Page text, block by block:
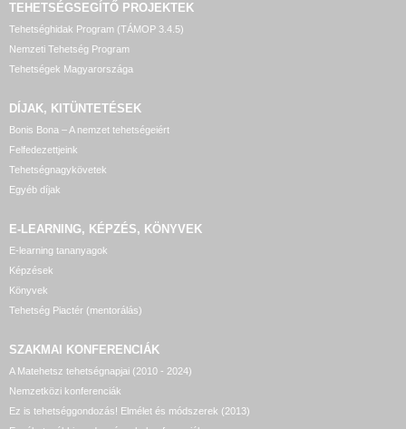
TEHETSÉGSEGÍTŐ PROJEKTEK
Tehetséghidak Program (TÁMOP 3.4.5)
Nemzeti Tehetség Program
Tehetségek Magyarországa
DÍJAK, KITÜNTETÉSEK
Bonis Bona – A nemzet tehetségeiért
Felfedezettjeink
Tehetségnagykövetek
Egyéb díjak
E-LEARNING, KÉPZÉS, KÖNYVEK
E-learning tananyagok
Képzések
Könyvek
Tehetség Piactér (mentorálás)
SZAKMAI KONFERENCIÁK
A Matehetsz tehetségnapjai (2010 - 2024)
Nemzetközi konferenciák
Ez is tehetséggondozás! Elmélet és módszerek (2013)